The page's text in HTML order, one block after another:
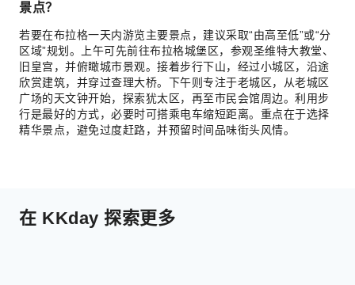
景点？
若要在布拉格一天内游览主要景点，建议采取“由高至低”或“分
区域”规划。上午可先前往布拉格城堡区，参观圣维特大教堂、
旧皇宫，并俯瞰城市景观。接着步行下山，经过小城区，沿途
欣赏建筑，并穿过查理大桥。下午则专注于老城区，从老城区
广场的天文钟开始，探索犹太区，再至市民会馆周边。利用步
行是最好的方式，必要时可搭乘电车缩短距离。重点在于选择
精华景点，避免过度赶路，并预留时间品味街头风情。
在 KKday 探索更多